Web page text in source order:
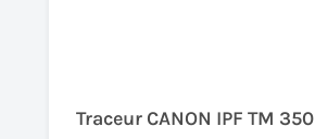
Traceur CANON IPF TM 350